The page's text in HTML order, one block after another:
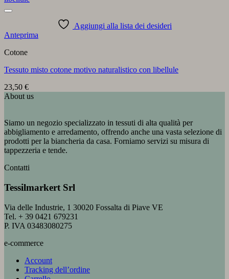
Aggiungi alla lista dei desideri
Anteprima
Cotone
Tessuto misto cotone motivo naturalistico con libellule
23,50 €
About us
Siamo un negozio specializzato in tessuti di alta qualità per
abbigliamento e arredamento, offrendo anche una vasta selezione di
prodotti per la biancheria da casa. Forniamo servizi su misura di
tappezzeria e tende.
Contatti
Tessilmarkert Srl
Via delle Industrie, 1 30020 Fossalta di Piave VE
Tel. + 39 0421 679231
P. IVA 03483080275
e-commerce
Account
Tracking dell’ordine